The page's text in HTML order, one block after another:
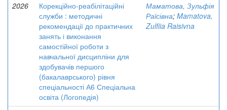
2026
Корекційно-реабілітаційні
служби : методичні
рекомендації до практичних
занять і виконання
самостійної роботи з
навчальної дисципліни для
здобувачів першого
(бакалаврського) рівня
спеціальності А6 Спеціальна
освіта (Логопедія)
Маматова, Зульфія
Раїсівна; Mamatova,
Zulfiia Raisivna